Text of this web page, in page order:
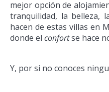
mejor opción de
tranquilidad, la belleza,
hacen de estas villas en
donde el confortse hace
Y, por si no conoces